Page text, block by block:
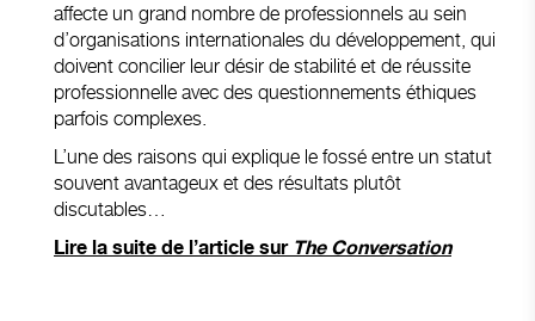
affecte un grand nombre de professionnels au sein
d’organisations internationales du développement, qui
doivent concilier leur désir de stabilité et de réussite
professionnelle avec des questionnements éthiques
parfois complexes.
L’une des raisons qui explique le fossé entre un statut
souvent avantageux et des résultats plutôt
discutables…
Lire la suite de l’article sur The Conversation